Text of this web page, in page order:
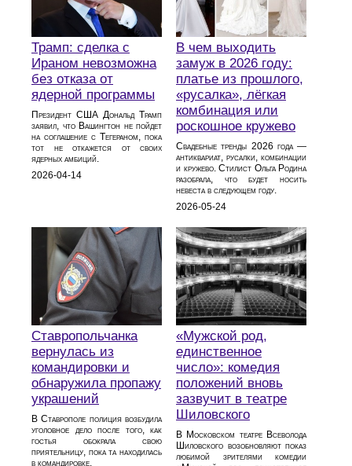
Трамп: сделка с
Ираном невозможна
без отказа от
ядерной программы
Президент США Дональд Трамп
заявил, что Вашингтон не пойдет
на соглашение с Тегераном, пока
тот не откажется от своих
ядерных амбиций.
2026-04-14
В чем выходить
замуж в 2026 году:
платье из прошлого,
«русалка», лёгкая
комбинация или
роскошное кружево
Свадебные тренды 2026 года —
антиквариат, русалки, комбинации
и кружево. Стилист Ольга Родина
разобрала, что будет носить
невеста в следующем году.
2026-05-24
Ставропольчанка
вернулась из
командировки и
обнаружила пропажу
украшений
В Ставрополе полиция возбудила
уголовное дело после того, как
гостья обокрала свою
приятельницу, пока та находилась
в командировке.
«Мужской род,
единственное
число»: комедия
положений вновь
зазвучит в театре
Шиловского
В Московском театре Всеволода
Шиловского возобновляют показ
любимой зрителями комедии